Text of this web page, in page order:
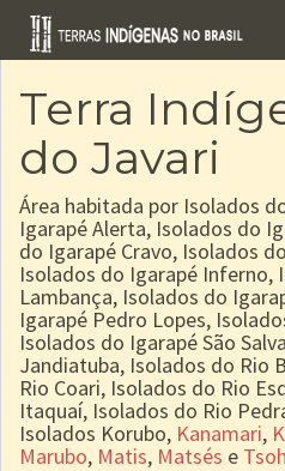
Terra
do Javari
Área habitada por Isolados
Igarapé Alerta, Isolados do
do Igarapé Cravo, Isolados
Isolados do Igarapé Inferno,
Lambança, Isolados do
Igarapé Pedro Lopes,
Isolados do Igarapé São
Jandiatuba, Isolados do Rio
Rio Coari, Isolados do Rio
Itaquaí, Isolados do Rio
Isolados Korubo, Kanamari,
Marubo, Matis, Matsés e